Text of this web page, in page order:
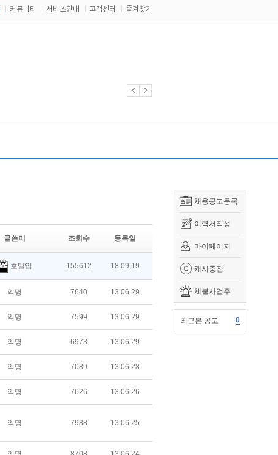
커뮤니티 서비스안내 고객센터 즐겨찾기
채용공고등록
이력서작성
마이페이지
캐시충전
체불사업주
최근본 공고 0
글쓴이 조회수 등록일
호텔업 155612 18.09.19
익명 7640 13.06.29
익명 7599 13.06.29
익명 6973 13.06.29
익명 7089 13.06.28
익명 7626 13.06.26
익명 7988 13.06.25